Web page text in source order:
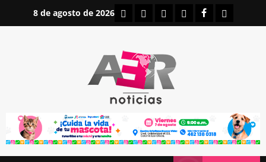
8 de agosto de 2026 INICIOIRAPUATO
ESTATALES
NACIONALES
FACEBOOK